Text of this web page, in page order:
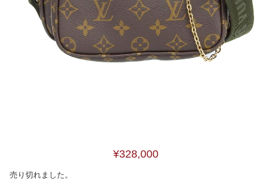
¥328,000
売り切れました。